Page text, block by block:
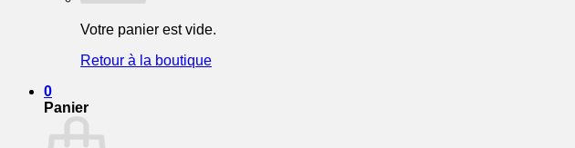
Votre panier est vide.
Retour à la boutique
0
Panier